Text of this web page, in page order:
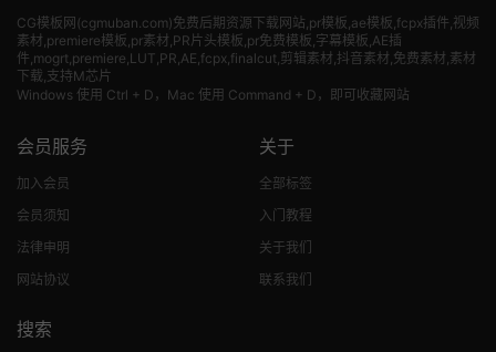
CG模板网(cgmuban.com)免费后期资源下载网站,pr模板,ae模板,fcpx插件,视频
素材 ,premiere模板,pr素材,PR片头模板,pr免费模板,字幕模板,AE插
件,mogrt,premiere,LUT,PR,AE,fcpx,finalcut,剪辑素材,抖音素材,免费素材,素材
下载,支持M芯片
Windows 使用 Ctrl + D，Mac 使用 Command + D，即可收藏网站
会员服务
加入会员
会员须知
法律申明
网站协议
关于
全部标签
入门教程
关于我们
联系我们
搜索